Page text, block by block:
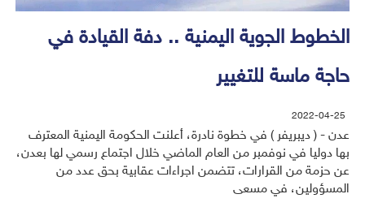
الخطوط الجوية اليمنية .. دفة القيادة في
حاجة ماسة للتغيير
2022-04-25
عدن - ( ديبريفر ) في خطوة نادرة، أعلنت الحكومة اليمنية المعترف
بها دوليا في نوفمبر من العام الماضي خلال اجتماع رسمي لها بعدن،
عن حزمة من القرارات، تتضمن اجراءات عقابية بحق عدد من
المسؤولين، في مسعى